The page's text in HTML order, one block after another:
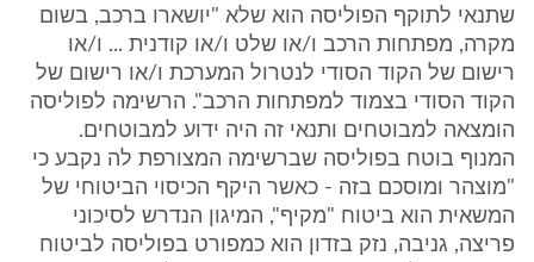
שתנאי לתוקף הפוליסה הוא שלא "יושארו ברכב, בשום
מקרה, מפתחות הרכב ו/או שלט ו/או קודנית ... ו/או
רישום של הקוד הסודי לנטרול המערכת ו/או רישום של
הקוד הסודי בצמוד למפתחות הרכב". הרשימה לפוליסה
הומצאה למבוטחים ותנאי זה היה ידוע למבוטחים.
המנוף בוטח בפוליסה שברשימה המצורפת לה נקבע כי
"מוצהר ומוסכם בזה - כאשר היקף הכיסוי הביטוחי של
המשאית הוא ביטוח "מקיף", המיגון הנדרש לסיכוני
פריצה, גניבה, נזק בזדון הוא כמפורט בפוליסה לביטוח